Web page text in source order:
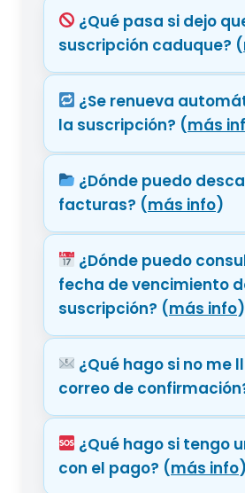
¿Qué pasa si dejo
suscripción caduque? (
¿Se renueva
la suscripción? (más
¿Dónde puedo
facturas? (más info)
¿Dónde puedo
fecha de vencimiento
suscripción? (más info)
¿Qué hago si no me
correo de
¿Qué hago si tengo
con el pago? (más info)